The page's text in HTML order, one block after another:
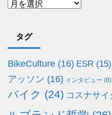
タグ
BikeCulture (16) ESR (15)
アッソン (16) インタビュー (8)
バイク (24) コスナサイ